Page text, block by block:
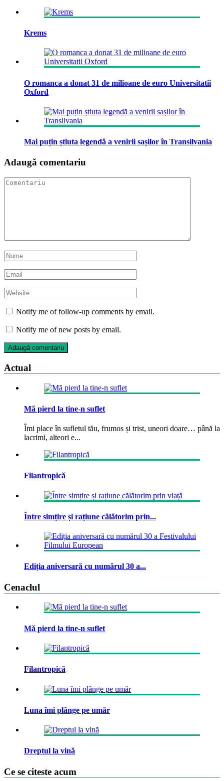
Krems
O romanca a donat 31 de milioane de euro Universitatii
Oxford
Mai puțin știuta legendă a venirii sașilor în Transilvania
Adaugă comentariu
Notify me of follow-up comments by email.
Notify me of new posts by email.
Actual
Mă pierd la tine-n suflet
Îmi place în sufletul tău, frumos și trist, uneori doare… până la
lacrimi, alteori e...
Filantropică
Între simțire și rațiune călătorim prin...
Ediția aniversară cu numărul 30 a...
Cenaclul
Mă pierd la tine-n suflet
Filantropică
Luna îmi plânge pe umăr
Dreptul la vină
Ce se citeste acum